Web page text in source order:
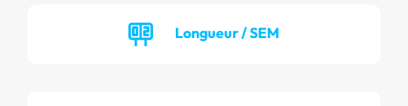
Longueur / SEM